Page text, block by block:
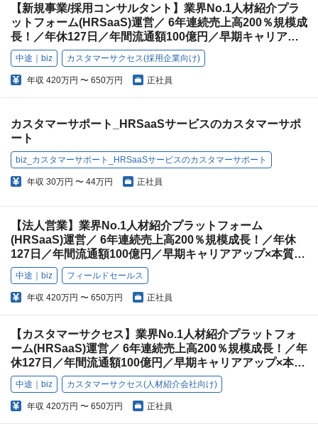
【新規事業/採用コンサルタント】業界No.1人材紹介プラ
ットフォーム(HRSaaS)運営／ 6年連続売上高200％規模成
長！／年休127日／年間流通額100億円／早期キャリアア
ップ×本質的価値提供
中途｜biz カスタマーサクセス(採用企業向け)
年収 420万円 〜 650万円 正社員
カスタマーサポート_HRSaaSサービスのカスタマーサポ
ート
biz_カスタマーサポート_HRSaaSサービスのカスタマーサポート
年収 30万円 〜 44万円 正社員
【法人営業】業界No.1人材紹介プラットフォーム
(HRSaaS)運営／ 6年連続売上高200％規模成長！／年休
127日／年間流通額100億円／早期キャリアアップ×本質的
価値提供
中途｜biz フィールドセールス
年収 420万円 〜 650万円 正社員
【カスタマーサクセス】業界No.1人材紹介プラットフォ
ーム(HRSaaS)運営／ 6年連続売上高200％規模成長！／年
休127日／年間流通額100億円／早期キャリアアップ×本質
的価値提供
中途｜biz カスタマーサクセス(人材紹介会社向け)
年収 420万円 〜 650万円 正社員